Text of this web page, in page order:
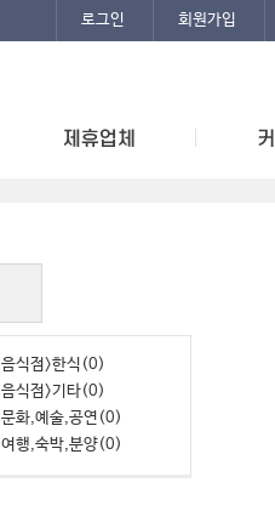
로그인 회원가입
음식점>한식(0)
음식점>기타(0)
문화,예술,공연(0)
여행,숙박,분양(0)